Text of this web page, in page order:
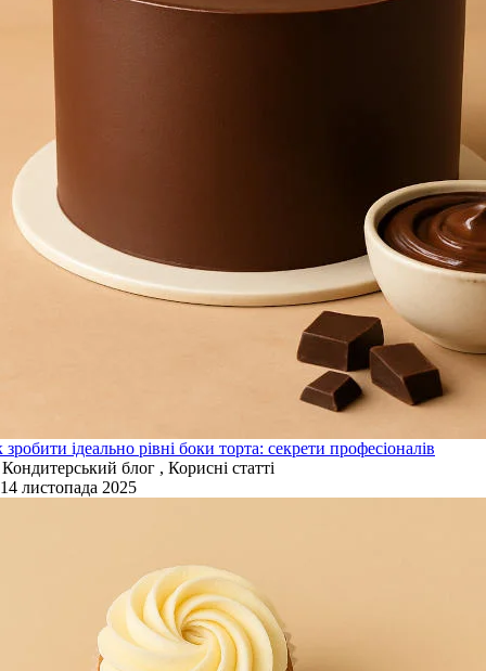
зробити ідеально рівні боки торта: секрети професіоналів
блог , Корисні статті
листопада 2025